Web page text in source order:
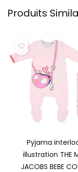
Produits
Pyjama
illustration THE
JACOBS BEBE